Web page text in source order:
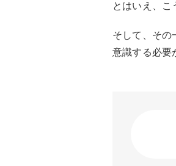
とはいえ、こ
そして、その
意識する必要